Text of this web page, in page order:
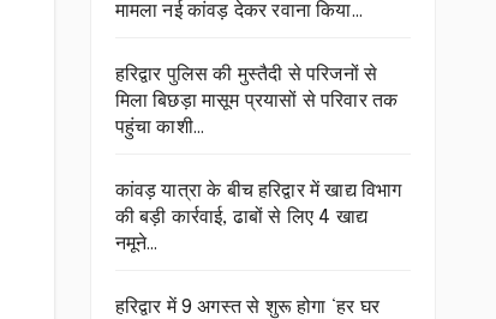
मामला नई कांवड़ देकर रवाना किया…
हरिद्वार पुलिस की मुस्तैदी से परिजनों से
मिला बिछड़ा मासूम प्रयासों से परिवार तक
पहुंचा काशी…
कांवड़ यात्रा के बीच हरिद्वार में खाद्य विभाग
की बड़ी कार्रवाई, ढाबों से लिए 4 खाद्य
नमूने…
हरिद्वार में 9 अगस्त से शुरू होगा ‘हर घर